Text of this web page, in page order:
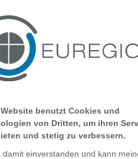
grafschaft.de
781-403
Website benutzt Cookies und
von Dritten, um ihren
und stetig zu verbessern.
damit einverstanden und kann